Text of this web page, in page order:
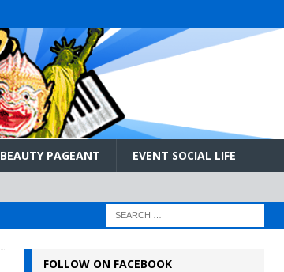
BEAUTY PAGEANT EVENT SOCIAL LIFE
FOLLOW ON FACEBOOK